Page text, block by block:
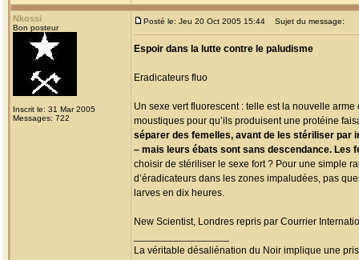
Nkossi
Bon posteur
Inscrit le: 31 Mar 2005
Messages: 722
Posté le: Jeu 20 Oct 2005 15:44 Sujet du message:
Espoir dans la lutte contre le paludisme
Eradicateurs fluo
Un sexe vert fluorescent : telle est la nouvelle
moustiques pour qu’ils produisent une protéine
séparer des femelles, avant de les stériliser par
– mais leurs ébats sont sans descendance. Les
choisir de stériliser le sexe fort ? Pour une simple
d’éradicateurs dans les zones impaludées, pas
larves en dix heures.
New Scientist, Londres repris par Courrier
La véritable désaliénation du Noir implique une